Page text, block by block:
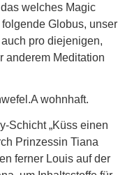
welches Magic
Globus, unser
pro diejenigen,
anderem Meditation
wohnhaft.
Schicht „Küss einen
Prinzessin Tiana
ferner Louis auf der